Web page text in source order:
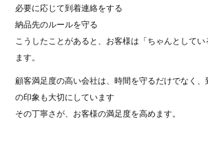
必要に応じて到着連絡をする
納品先のルールを守る
こうしたことがあると、お客様は「ちゃんとしてい
ます。
顧客満足度の高い会社は、時間を守るだけでなく
の印象も大切にしています
その丁寧さが、お客様の満足度を高めます。